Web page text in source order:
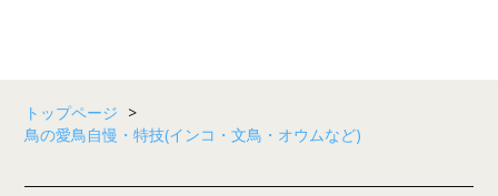
トップページ >
鳥の愛鳥自慢・特技(インコ・文鳥・オウムなど)